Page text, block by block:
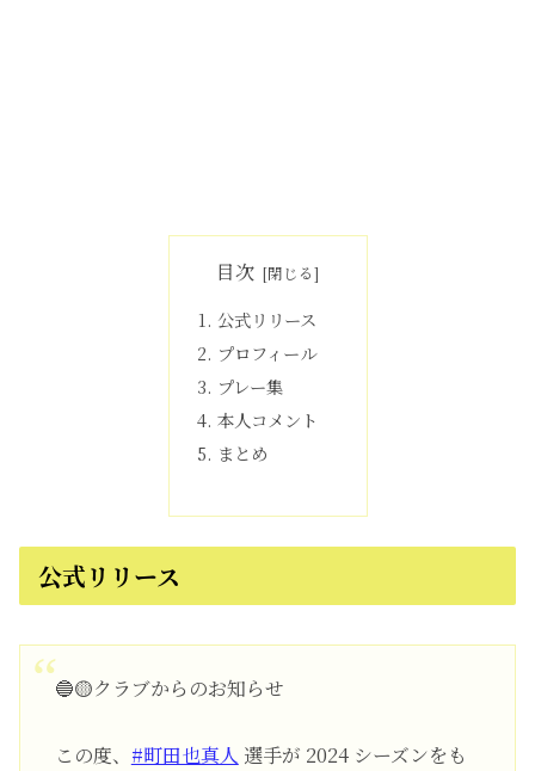
目次
公式リリース
プロフィール
プレー集
本人コメント
まとめ
公式リリース
🔵🟡クラブからのお知らせ
この度、 #町田也真人 選手が 2024 シーズンをも